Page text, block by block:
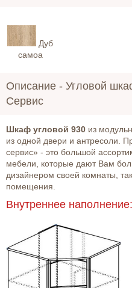
Дуб
самоа
Описание - Угловой
Сервис
Шкаф угловой 930 из
из одной двери и антресоли.
сервис» - это большой
мебели, которые дают Вам
дизайнером своей комнаты,
помещения.
Внутреннее наполнение: